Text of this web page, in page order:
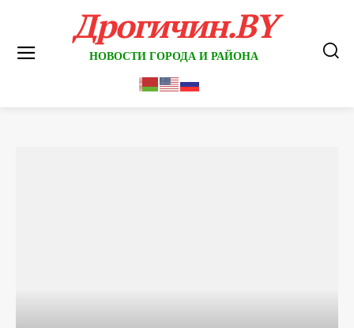
Дрогичин.BY
НОВОСТИ ГОРОДА И РАЙОНА